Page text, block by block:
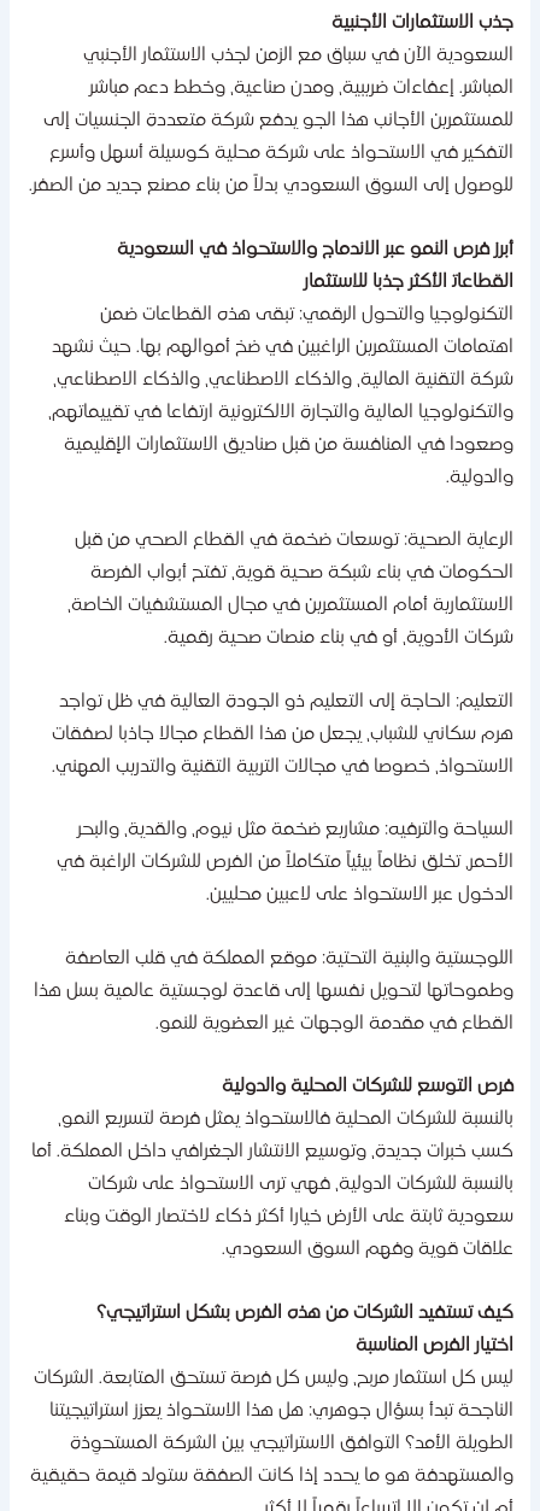
الاستثمارات الأجنبية
الآن في سباق مع الزمن لجذب الاستثمار الأجنبي
إعفاءات ضريبية، ومدن صناعية، وخطط دعم مباشر
الأجانب هذا الجو يدفع شركة متعددة الجنسيات إلى
في الاستحواذ على شركة محلية كوسيلة أسهل وأسرع
إلى السوق السعودي بدلاً من بناء مصنع جديد من ​‍​‌‍​‍‌الصفر.
فرص النمو عبر الاندماج والاستحواذ في السعودية
الأكثر جذبا للاستثمار
والتحول الرقمي: تبقى هذه القطاعات ضمن
المستثمرين الراغبين في ضخ أموالهم بها. حيث نشهد
التقنية المالية، والذكاء الاصطناعي، والذكاء الاصطناعي،
المالية والتجارة الالكترونية ارتفاعا في تقييماتهم،
في المنافسة من قبل صناديق الاستثمارات الإقليمية
الصحية: توسعات ضخمة في القطاع الصحي من قبل
في بناء شبكة صحية قوية، تفتح أبواب الفرصة
أمام المستثمرين في مجال المستشفيات الخاصة،
الأدوية، أو في بناء منصات صحية رقمية.
الحاجة إلى التعليم ذو الجودة العالية في ظل تواجد
سكاني للشباب، يجعل من هذا القطاع مجالا جاذبا لصفقات
خصوصا في مجالات التربية التقنية والتدريب المهني.
والترفيه: مشاريع ضخمة مثل نيوم، والقدية، والبحر
تخلق نظاماً بيئياً متكاملاً من الفرص للشركات الراغبة في
عبر الاستحواذ على لاعبين محليين.
والبنية التحتية: موقع المملكة في قلب العاصفة
لتحويل نفسها إلى قاعدة لوجستية عالمية بسل هذا
في مقدمة الوجهات غير العضوية للنمو.
التوسع للشركات المحلية والدولية
للشركات المحلية فالاستحواذ يمثل فرصة لتسريع النمو،
خبرات جديدة، وتوسيع الانتشار الجغرافي داخل المملكة. أما
للشركات الدولية، فهي ترى الاستحواذ على شركات
ثابتة على الأرض خيارا أكثر ذكاء لاختصار الوقت وبناء
قوية وفهم السوق ​‍​‌‍​‍‌السعودي.
تستفيد الشركات من هذه الفرص بشكل استراتيجي؟
الفرص المناسبة
كل استثمار مربح، وليس كل فرصة تستحق المتابعة. الشركات
تبدأ بسؤال جوهري: هل هذا الاستحواذ يعزز استراتيجيتنا
الأمد؟ التوافق الاستراتيجي بين الشركة المستحوِذة
هو ما يحدد إذا كانت الصفقة ستولد قيمة حقيقية